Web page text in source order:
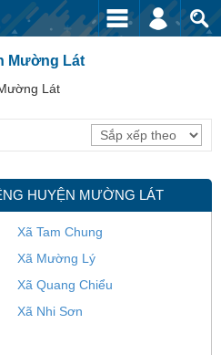
Mường Lát
Lát
HUYỆN MƯỜNG LÁT
Xã Tam Chung
Xã Mường Lý
Xã Quang Chiểu
Xã Nhi Sơn